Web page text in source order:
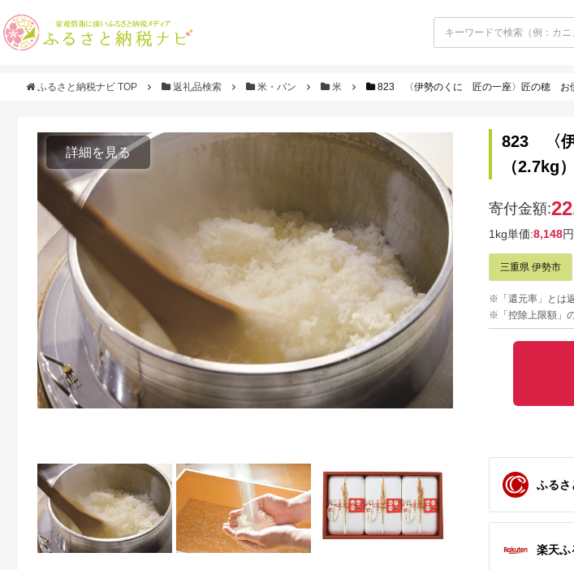
ふるさと納税ナビ TOP 返礼品検索 米・パン 米 823 〈伊勢のくに 匠の一座〉匠の穂 お
詳細を見る
823 〈
（2.7kg
寄付金額:
1kg単価:8,148円
三重県 伊勢市
※「還元率」とは
※「控除上限額」
ふるさ
楽天ふ